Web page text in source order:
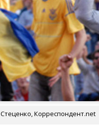
Корреспондент.net